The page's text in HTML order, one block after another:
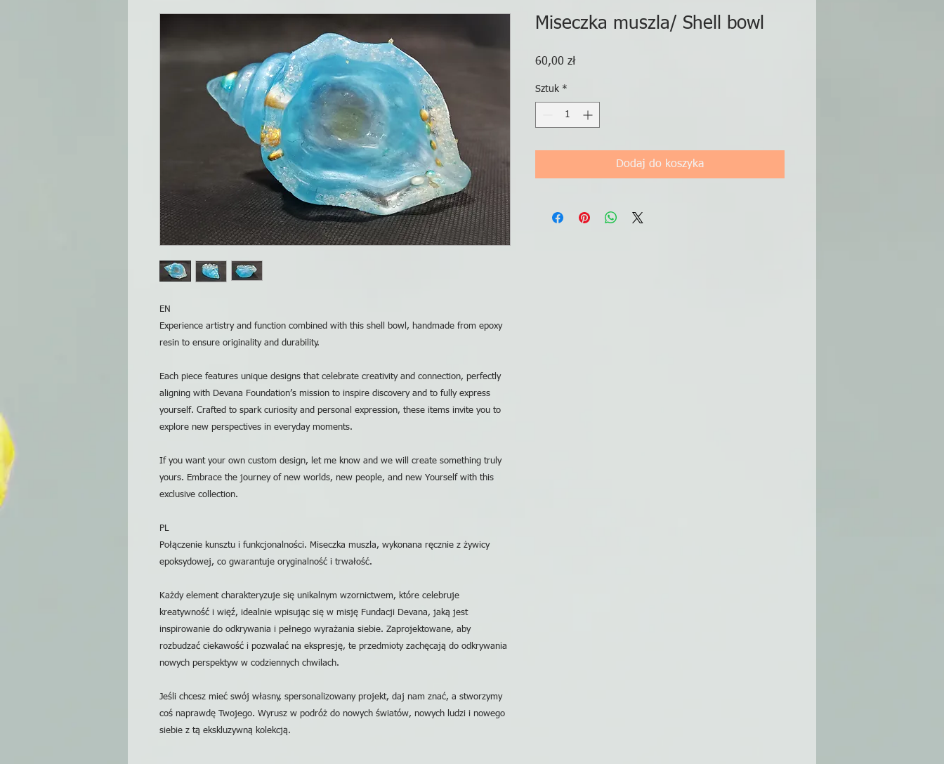
EN
Experience artistry and function combined with this shell bowl, handmade from epoxy
resin to ensure originality and durability.
Each piece features unique designs that celebrate creativity and connection, perfectly
aligning with Devana Foundation’s mission to inspire discovery and to fully express
yourself. Crafted to spark curiosity and personal expression, these items invite you to
explore new perspectives in everyday moments.
If you want your own custom design, let me know and we will create something truly
yours. Embrace the journey of new worlds, new people, and new Yourself with this
exclusive collection.
PL
Połączenie kunsztu i funkcjonalności. Miseczka muszla, wykonana ręcznie z żywicy
epoksydowej, co gwarantuje oryginalność i trwałość.
Każdy element charakteryzuje się unikalnym wzornictwem, które celebruje
kreatywność i więź, idealnie wpisując się w misję Fundacji Devana, jaką jest
inspirowanie do odkrywania i pełnego wyrażania siebie. Zaprojektowane, aby
rozbudzać ciekawość i pozwalać na ekspresję, te przedmioty zachęcają do odkrywania
nowych perspektyw w codziennych chwilach.
Jeśli chcesz mieć swój własny, spersonalizowany projekt, daj nam znać, a stworzymy
coś naprawdę Twojego. Wyrusz w podróż do nowych światów, nowych ludzi i nowego
siebie z tą ekskluzywną kolekcją.
Miseczka muszla/ Shell bowl
60,00 złCena
Sztuk *
Dodaj do koszyka